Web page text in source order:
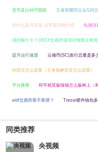
货币及比特币阴跌 王者荣耀阿古朵S26
你什么是元宇宙 元宇宙详细介绍 电脑隐
现到银行卡？OKEX交易所提现详细图文教程
提升运行速度 云储币(SC)发行总量是多
的语言怎么设置（王者挑衅语音怎么设置）
平台推荐 和平精英躲猫猫怎么躲树上（
wbf交易所靠不靠谱？ Trezor硬件钱包
同类推荐
央视频